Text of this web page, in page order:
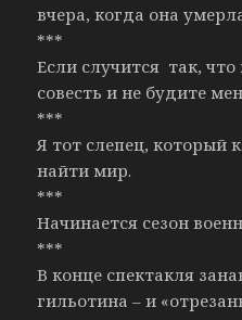
вчера, когда она
***
Если случится так,
совесть и не будите
***
Я тот слепец, который
найти мир.
***
Начинается сезон
***
В конце спектакля
гильотина – и